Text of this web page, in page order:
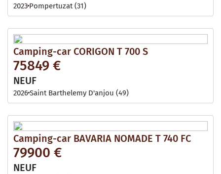
2023 Pompertuzat (31)
Camping-car CORIGON T 700 S
75849 €
NEUF
2026Saint Barthelemy D'anjou (49)
Camping-car BAVARIA NOMADE T 740 FC
79900 €
NEUF